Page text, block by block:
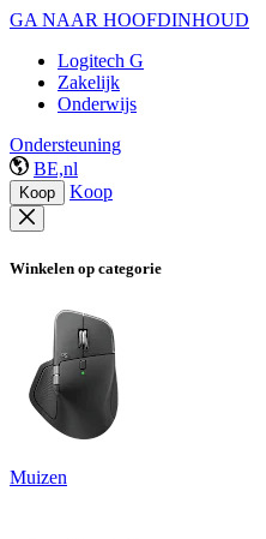
GA NAAR HOOFDINHOUD
Logitech G
Zakelijk
Onderwijs
Ondersteuning
BE,nl
Koop Koop
Winkelen op categorie
Muizen